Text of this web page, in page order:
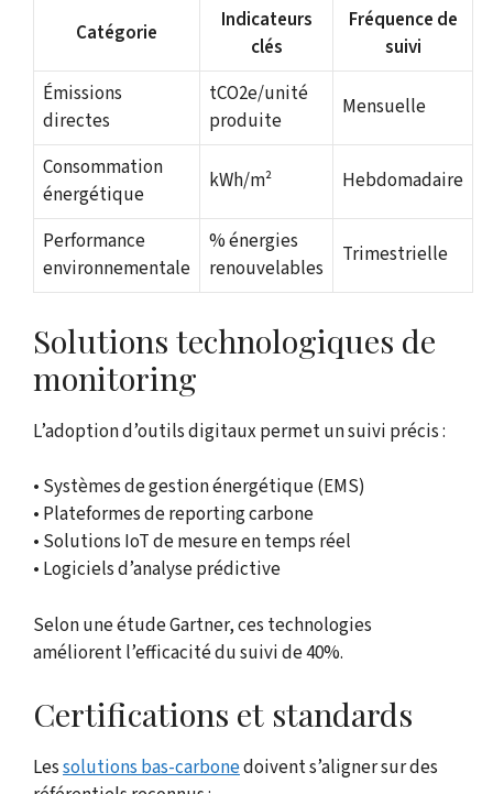
Catégorie
Indicateurs
clés
Fréquence de
suivi
Émissions
directes
tCO2e/unité
produite
Mensuelle
Consommation
énergétique
kWh/m² Hebdomadaire
Performance
environnementale
% énergies
renouvelables
Trimestrielle
Solutions technologiques de
monitoring
L’adoption d’outils digitaux permet un suivi précis :
• Systèmes de gestion énergétique (EMS)
• Plateformes de reporting carbone
• Solutions IoT de mesure en temps réel
• Logiciels d’analyse prédictive
Selon une étude Gartner, ces technologies
améliorent l’efficacité du suivi de 40%.
Certifications et standards
Lessolutions bas-carbonedoivent s’aligner sur des